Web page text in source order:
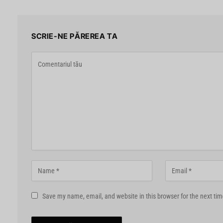
SCRIE-NE PĂREREA TA
Save my name, email, and website in this browser for the next